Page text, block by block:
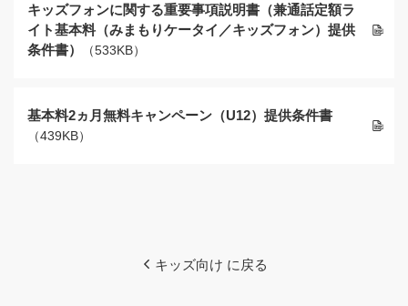
キッズフォンに関する重要事項説明書（兼通話定額ラ
イト基本料（みまもりケータイ／キッズフォン）提供
条件書）
（533KB）
基本料2ヵ月無料キャンペーン（U12）提供条件書
（439KB）
キッズ向け に戻る